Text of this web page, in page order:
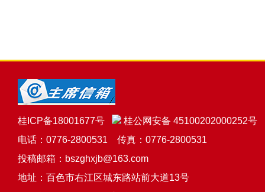
桂ICP备18001677号
桂公网安备 45100202000252号
电话：0776-2800531 传真：0776-2800531
投稿邮箱：bszghxjb@163.com
地址：百色市右江区城东路站前大道13号